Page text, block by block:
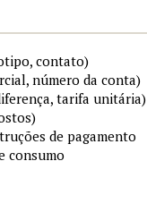
contato)
número da conta)
tarifa unitária)
de pagamento
consumo